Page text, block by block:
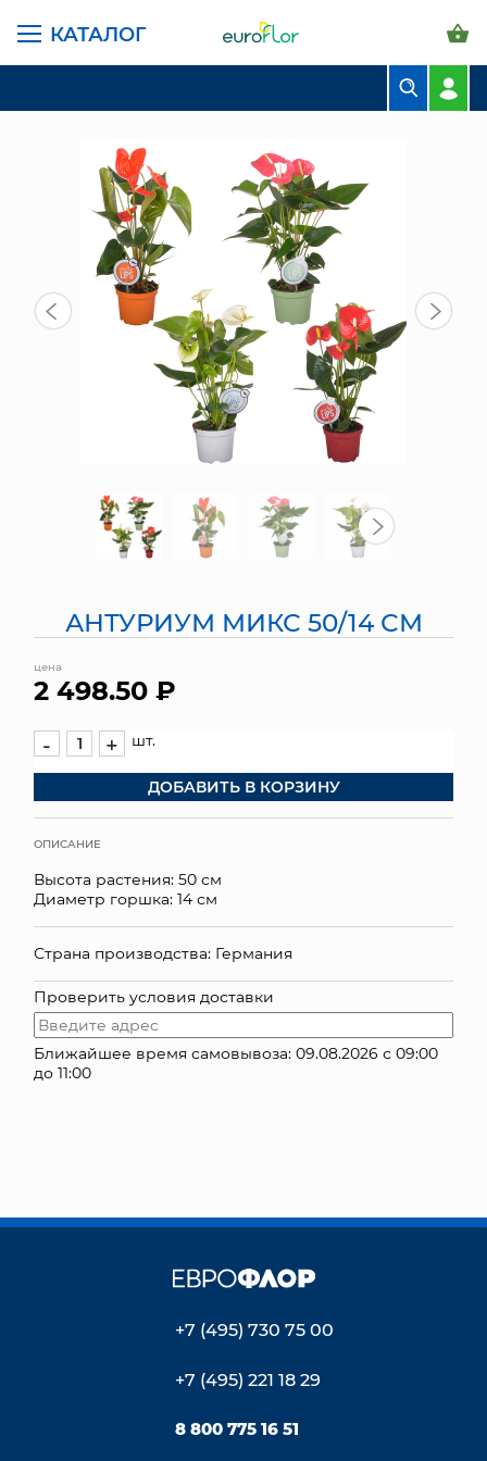
КАТАЛОГ
ЦВЕТЫ В ПАЧКАХ
СВАДЕБНАЯ ФЛОРИСТИКА
КОМНАТНЫЕ РАСТЕНИЯ
ГОРШКИ И КАШПО
ГРУНТЫ И УДОБРЕНИЯ
ПРЕДМЕТЫ ИНТЕРЬЕРА
МЯГКИЕ ИГРУШКИ
ЯЩИКИ
ПОДАРОЧНЫЕ КАРТЫ
ОПТОВЫМ КЛИЕНТАМ
ДОСТАВКА И ОПЛАТА
КОНТАКТЫ
ГЛАВНАЯ СТРАНИЦА КАТАЛОГ
КОМНАТНЫЕ РАСТЕНИЯ
АНТУРИУМ МИКС 50/14 СМ
цена
2 498.50 ₽
- + шт.
ДОБАВИТЬ В КОРЗИНУ
ОПИСАНИЕ
Высота растения: 50 см
Диаметр горшка: 14 см
Страна производства: Германия
Проверить условия доставки
Ближайшее время самовывоза: 09.08.2026 с 09:00
до 11:00
+7 (495) 730 75 00
+7 (495) 221 18 29
8 800 775 16 51